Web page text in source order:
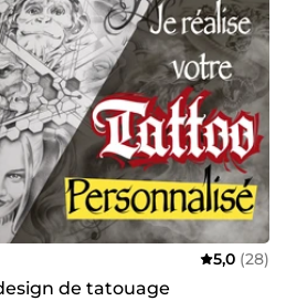
5,0 (28)
de tatouage